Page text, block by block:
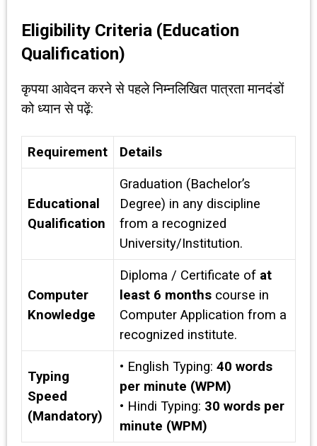
Eligibility Criteria (Education
Qualification)
कृपया आवेदन करने से पहले निम्नलिखित पात्रता मानदंडों
को ध्यान से पढ़ें:
Requirement Details
Educational
Qualification
Graduation (Bachelor’s
Degree) in any discipline
from a recognized
University/Institution.
Computer
Knowledge
Diploma / Certificate of at
least 6 months course in
Computer Application from a
recognized institute.
Typing
Speed
(Mandatory)
• English Typing: 40 words
per minute (WPM)
• Hindi Typing: 30 words per
minute (WPM)